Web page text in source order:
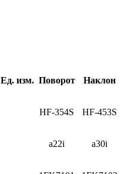
Ед. изм. Поворот Наклон
НF-354S НF-453S
a22i a30i